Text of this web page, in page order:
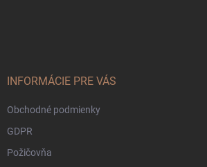
INFORMÁCIE PRE VÁS
Obchodné podmienky
GDPR
Požičovňa